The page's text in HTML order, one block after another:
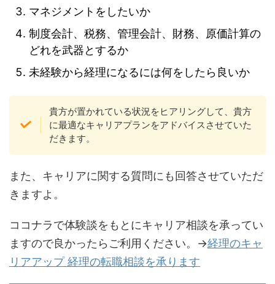
マネジメントをしたいか
制度会計、税務、管理会計、財務、原価計算の
どれを武器とするか
未経験から経理になるには何をしたら良いか
貴方が置かれている状況をヒアリングして、貴方
に最適なキャリアプランをアドバイスさせていた
だきます。
また、キャリアに関する質問にも回答させていただ
きますよ。
ココナラで体験談をもとにキャリア相談を承ってい
ますので良かったらご利用ください。→経理のキャ
リアアップ 経理の転職相談を承ります